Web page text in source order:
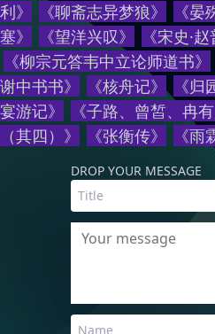
利》 《聊斋志异梦狼》 《晏
塞》 《望洋兴叹》 《宋史·
《柳宗元答韦中立论师道书》
谢中书书》 《核舟记》 《归
宴游记》 《子路、曾皙、冉
（其四） 》 《张衡传》 《雨
DROP YOUR MESSAGE
Your message